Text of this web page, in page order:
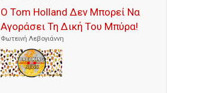
Ο Tom Holland Δεν Μπορεί Να
Αγοράσει Τη Δική Του Μπύρα!
Φωτεινή Λεβογιάννη